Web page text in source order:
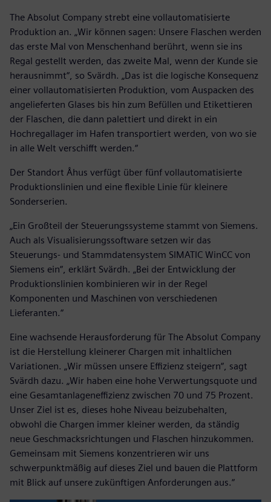
The Absolut Company strebt eine vollautomatisierte
Produktion an. „Wir können sagen: Unsere Flaschen werden
das erste Mal von Menschenhand berührt, wenn sie ins
Regal gestellt werden, das zweite Mal, wenn der Kunde sie
herausnimmt“, so Svärdh. „Das ist die logische Konsequenz
einer vollautomatisierten Produktion, vom Auspacken des
angelieferten Glases bis hin zum Befüllen und Etikettieren
der Flaschen, die dann palettiert und direkt in ein
Hochregallager im Hafen transportiert werden, von wo sie
in alle Welt verschifft werden.“
Der Standort Åhus verfügt über fünf vollautomatisierte
Produktionslinien und eine flexible Linie für kleinere
Sonderserien.
„Ein Großteil der Steuerungssysteme stammt von Siemens.
Auch als Visualisierungssoftware setzen wir das
Steuerungs- und Stammdatensystem SIMATIC WinCC von
Siemens ein“, erklärt Svärdh. „Bei der Entwicklung der
Produktionslinien kombinieren wir in der Regel
Komponenten und Maschinen von verschiedenen
Lieferanten.“
Eine wachsende Herausforderung für The Absolut Company
ist die Herstellung kleinerer Chargen mit inhaltlichen
Variationen. „Wir müssen unsere Effizienz steigern“, sagt
Svärdh dazu. „Wir haben eine hohe Verwertungsquote und
eine Gesamtanlageneffizienz zwischen 70 und 75 Prozent.
Unser Ziel ist es, dieses hohe Niveau beizubehalten,
obwohl die Chargen immer kleiner werden, da ständig
neue Geschmacksrichtungen und Flaschen hinzukommen.
Gemeinsam mit Siemens konzentrieren wir uns
schwerpunktmäßig auf dieses Ziel und bauen die Plattform
mit Blick auf unsere zukünftigen Anforderungen aus.“